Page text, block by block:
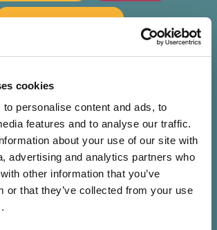
cookies
personalise content and ads, to
features and to analyse our traffic.
about your use of our site with
advertising and analytics partners who
other information that you’ve
or that they’ve collected from your use
Hagyományőrzés
Zöld programok